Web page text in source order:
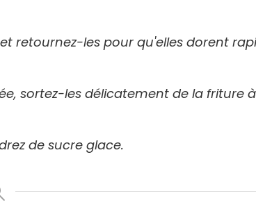
retournez-les pour qu'elles dorent
sortez-les délicatement de la friture
de sucre glace.